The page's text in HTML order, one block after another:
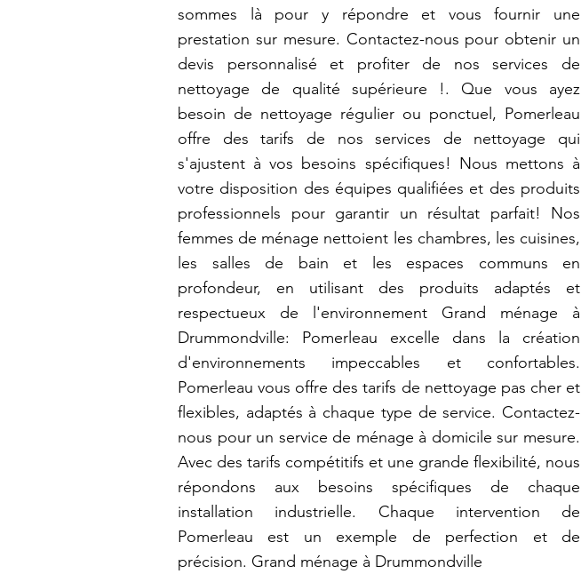
sommes là pour y répondre et vous fournir une
prestation sur mesure. Contactez-nous pour obtenir un
devis personnalisé et profiter de nos services de
nettoyage de qualité supérieure !. Que vous ayez
besoin de nettoyage régulier ou ponctuel, Pomerleau
offre des tarifs de nos services de nettoyage qui
s'ajustent à vos besoins spécifiques! Nous mettons à
votre disposition des équipes qualifiées et des produits
professionnels pour garantir un résultat parfait! Nos
femmes de ménage nettoient les chambres, les cuisines,
les salles de bain et les espaces communs en
profondeur, en utilisant des produits adaptés et
respectueux de l'environnement Grand ménage à
Drummondville: Pomerleau excelle dans la création
d'environnements impeccables et confortables.
Pomerleau vous offre des tarifs de nettoyage pas cher et
flexibles, adaptés à chaque type de service. Contactez-
nous pour un service de ménage à domicile sur mesure.
Avec des tarifs compétitifs et une grande flexibilité, nous
répondons aux besoins spécifiques de chaque
installation industrielle. Chaque intervention de
Pomerleau est un exemple de perfection et de
précision. Grand ménage à Drummondville